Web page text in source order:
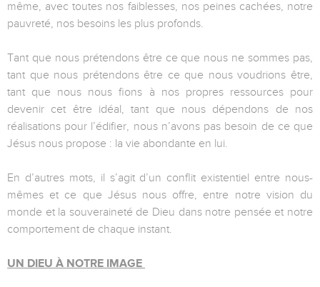
même, avec toutes nos faiblesses, nos peines cachées, notre
pauvreté, nos besoins les plus profonds.
Tant que nous prétendons être ce que nous ne sommes pas,
tant que nous prétendons être ce que nous voudrions être,
tant que nous nous fions à nos propres ressources pour
devenir cet être idéal, tant que nous dépendons de nos
réalisations pour l’édifier, nous n’avons pas besoin de ce que
Jésus nous propose : la vie abondante en lui.
En d’autres mots, il s’agit d’un conflit existentiel entre nous-
mêmes et ce que Jésus nous offre, entre notre vision du
monde et la souveraineté de Dieu dans notre pensée et notre
comportement de chaque instant.
UN DIEU À NOTRE IMAGE